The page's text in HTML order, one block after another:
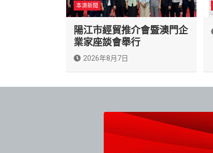
本澳新聞
陽江市經貿推介會暨澳門企
業家座談會舉行
2026年8月7日